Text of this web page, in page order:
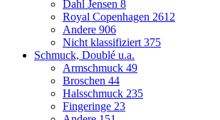
Dahl Jensen 8
Royal Copenhagen 2612
Andere 906
Nicht klassifiziert 375
Schmuck, Doublé u.a.
Armschmuck 49
Broschen 44
Halsschmuck 235
Fingeringe 23